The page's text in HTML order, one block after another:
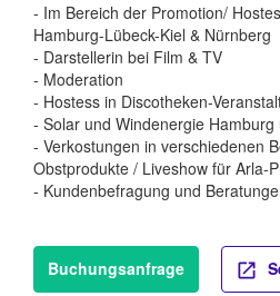
- Im Bereich der Promotion/
Hamburg-Lübeck-Kiel & Nürnberg
- Darstellerin bei Film & TV
- Moderation
- Hostess in Discotheken-
- Solar und Windenergie Hamburg
- Verkostungen in verschiedenen
Obstprodukte / Liveshow für Arla-
- Kundenbefragung und
Buchungsanfrage